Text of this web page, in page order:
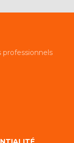
professionnels